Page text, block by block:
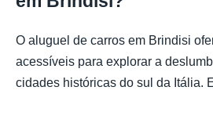
O aluguel de carros em Brindisi
acessíveis para explorar a
cidades históricas do sul da Itália.